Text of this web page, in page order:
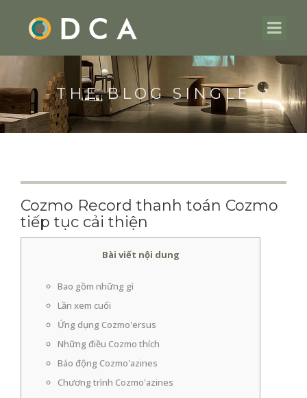
THE BLOG SINGLE
Cozmo Record thanh toán Cozmo
tiếp tục cải thiện
Bài viết nội dung
Bao gồm những gì
Lần xem cuối
Ứng dụng Cozmo'ersus
Những điều Cozmo thích
Báo động Cozmo'azines
Chương trình Cozmo'azines